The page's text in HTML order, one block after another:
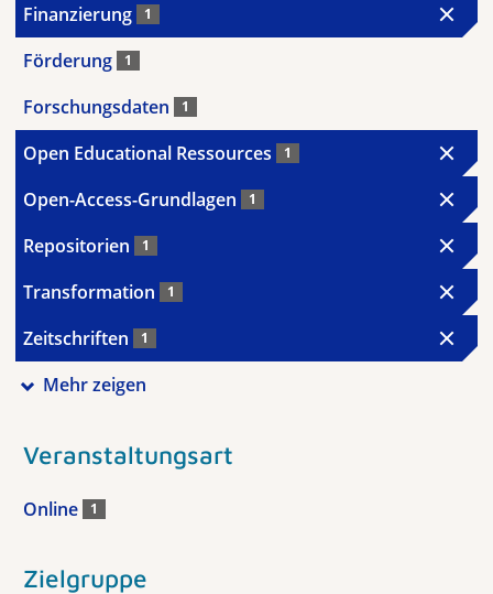
Finanzierung 1
Förderung 1
Forschungsdaten 1
Open Educational Ressources 1
Open-Access-Grundlagen 1
Repositorien 1
Transformation 1
Zeitschriften 1
Mehr zeigen
Veranstaltungsart
Online 1
Zielgruppe